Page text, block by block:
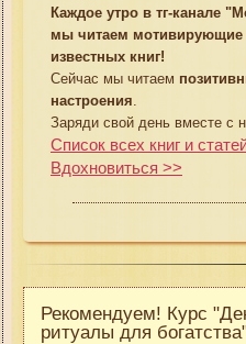
Каждое утро в тг-канале
мы читаем мотивирующие
известных книг!
Сейчас мы читаем
настроения
Заряди свой день вместе с
Список всех книг и
Вдохновиться >>
Рекомендуем! Курс
ритуалы для